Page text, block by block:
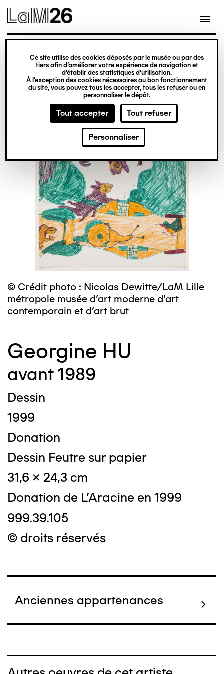
Gestion des cookies
Ce site utilise des cookies déposés par le musée ou par des
tiers afin d’améliorer votre expérience de navigation et
d’établir des statistiques d’utilisation.
À l’exception des cookies nécessaires au bon fonctionnement
du site, vous pouvez tous les accepter, tous les refuser ou en
personnaliser le dépôt.
Tout accepter Tout refuser
Personnaliser
contenu
© Crédit photo : Nicolas Dewitte/LaM Lille
métropole musée d’art moderne d’art
contemporain et d’art brut
Georgine HU
avant 1989
Dessin
1999
Donation
Dessin Feutre sur papier
31,6 x 24,3 cm
Donation de L'Aracine en 1999
999.39.105
© droits réservés
Anciennes appartenances